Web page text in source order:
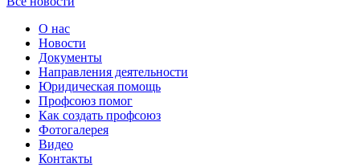
О нас
Новости
Документы
Направления деятельности
Юридическая помощь
Профсоюз помог
Как создать профсоюз
Фотогалерея
Видео
Контакты